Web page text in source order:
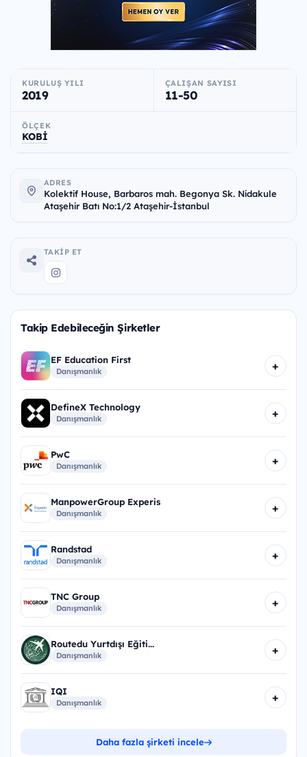
KURULUŞ YILI
2019
ÇALIŞAN SAYISI
11-50
ÖLÇEK
KOBİ
ADRES
Kolektif House, Barbaros mah. Begonya Sk. Nidakule
Ataşehir Batı No:1/2 Ataşehir-İstanbul
TAKIP ET
Takip Edebileceğin Şirketler
EF Education First
Danışmanlık +
DefineX Technology
Danışmanlık +
PwC
Danışmanlık +
ManpowerGroup Experis
Danışmanlık +
Randstad
Danışmanlık +
TNC Group
Danışmanlık +
Routedu Yurtdışı Eğiti...
Danışmanlık +
IQI
Danışmanlık +
Daha fazla şirketi incele